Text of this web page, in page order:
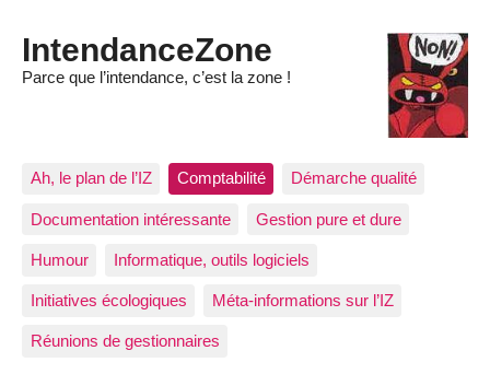
IntendanceZone
Parce que l’intendance, c’est la zone !
Ah, le plan de l’IZ Comptabilité Démarche qualité
Documentation intéressante Gestion pure et dure
Humour Informatique, outils logiciels
Initiatives écologiques Méta-informations sur l’IZ
Réunions de gestionnaires